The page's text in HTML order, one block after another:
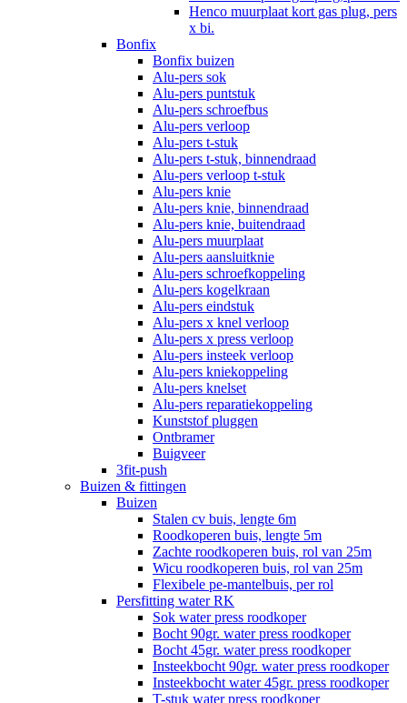
Henco muurplaat kort gas plug, pers
x bi.
Bonfix
Bonfix buizen
Alu-pers sok
Alu-pers puntstuk
Alu-pers schroefbus
Alu-pers verloop
Alu-pers t-stuk
Alu-pers t-stuk, binnendraad
Alu-pers verloop t-stuk
Alu-pers knie
Alu-pers knie, binnendraad
Alu-pers knie, buitendraad
Alu-pers muurplaat
Alu-pers aansluitknie
Alu-pers schroefkoppeling
Alu-pers kogelkraan
Alu-pers eindstuk
Alu-pers x knel verloop
Alu-pers x press verloop
Alu-pers insteek verloop
Alu-pers kniekoppeling
Alu-pers knelset
Alu-pers reparatiekoppeling
Kunststof pluggen
Ontbramer
Buigveer
3fit-push
Buizen & fittingen
Buizen
Stalen cv buis, lengte 6m
Roodkoperen buis, lengte 5m
Zachte roodkoperen buis, rol van 25m
Wicu roodkoperen buis, rol van 25m
Flexibele pe-mantelbuis, per rol
Persfitting water RK
Sok water press roodkoper
Bocht 90gr. water press roodkoper
Bocht 45gr. water press roodkoper
Insteekbocht 90gr. water press roodkoper
Insteekbocht water 45gr. press roodkoper
T-stuk water press roodkoper